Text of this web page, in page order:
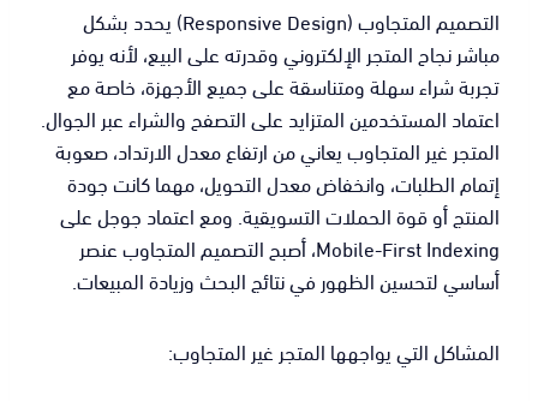
التصميم المتجاوب (Responsive Design) يحدد بشكل
مباشر نجاح المتجر الإلكتروني وقدرته على البيع، لأنه يوفر
تجربة شراء سهلة ومتناسقة على جميع الأجهزة، خاصة مع
اعتماد المستخدمين المتزايد على التصفح والشراء عبر الجوال.
المتجر غير المتجاوب يعاني من ارتفاع معدل الارتداد، صعوبة
إتمام الطلبات، وانخفاض معدل التحويل، مهما كانت جودة
المنتج أو قوة الحملات التسويقية. ومع اعتماد جوجل على
Mobile-First Indexing، أصبح التصميم المتجاوب عنصر
أساسي لتحسين الظهور في نتائج البحث وزيادة المبيعات.
المشاكل التي يواجهها المتجر غير المتجاوب: